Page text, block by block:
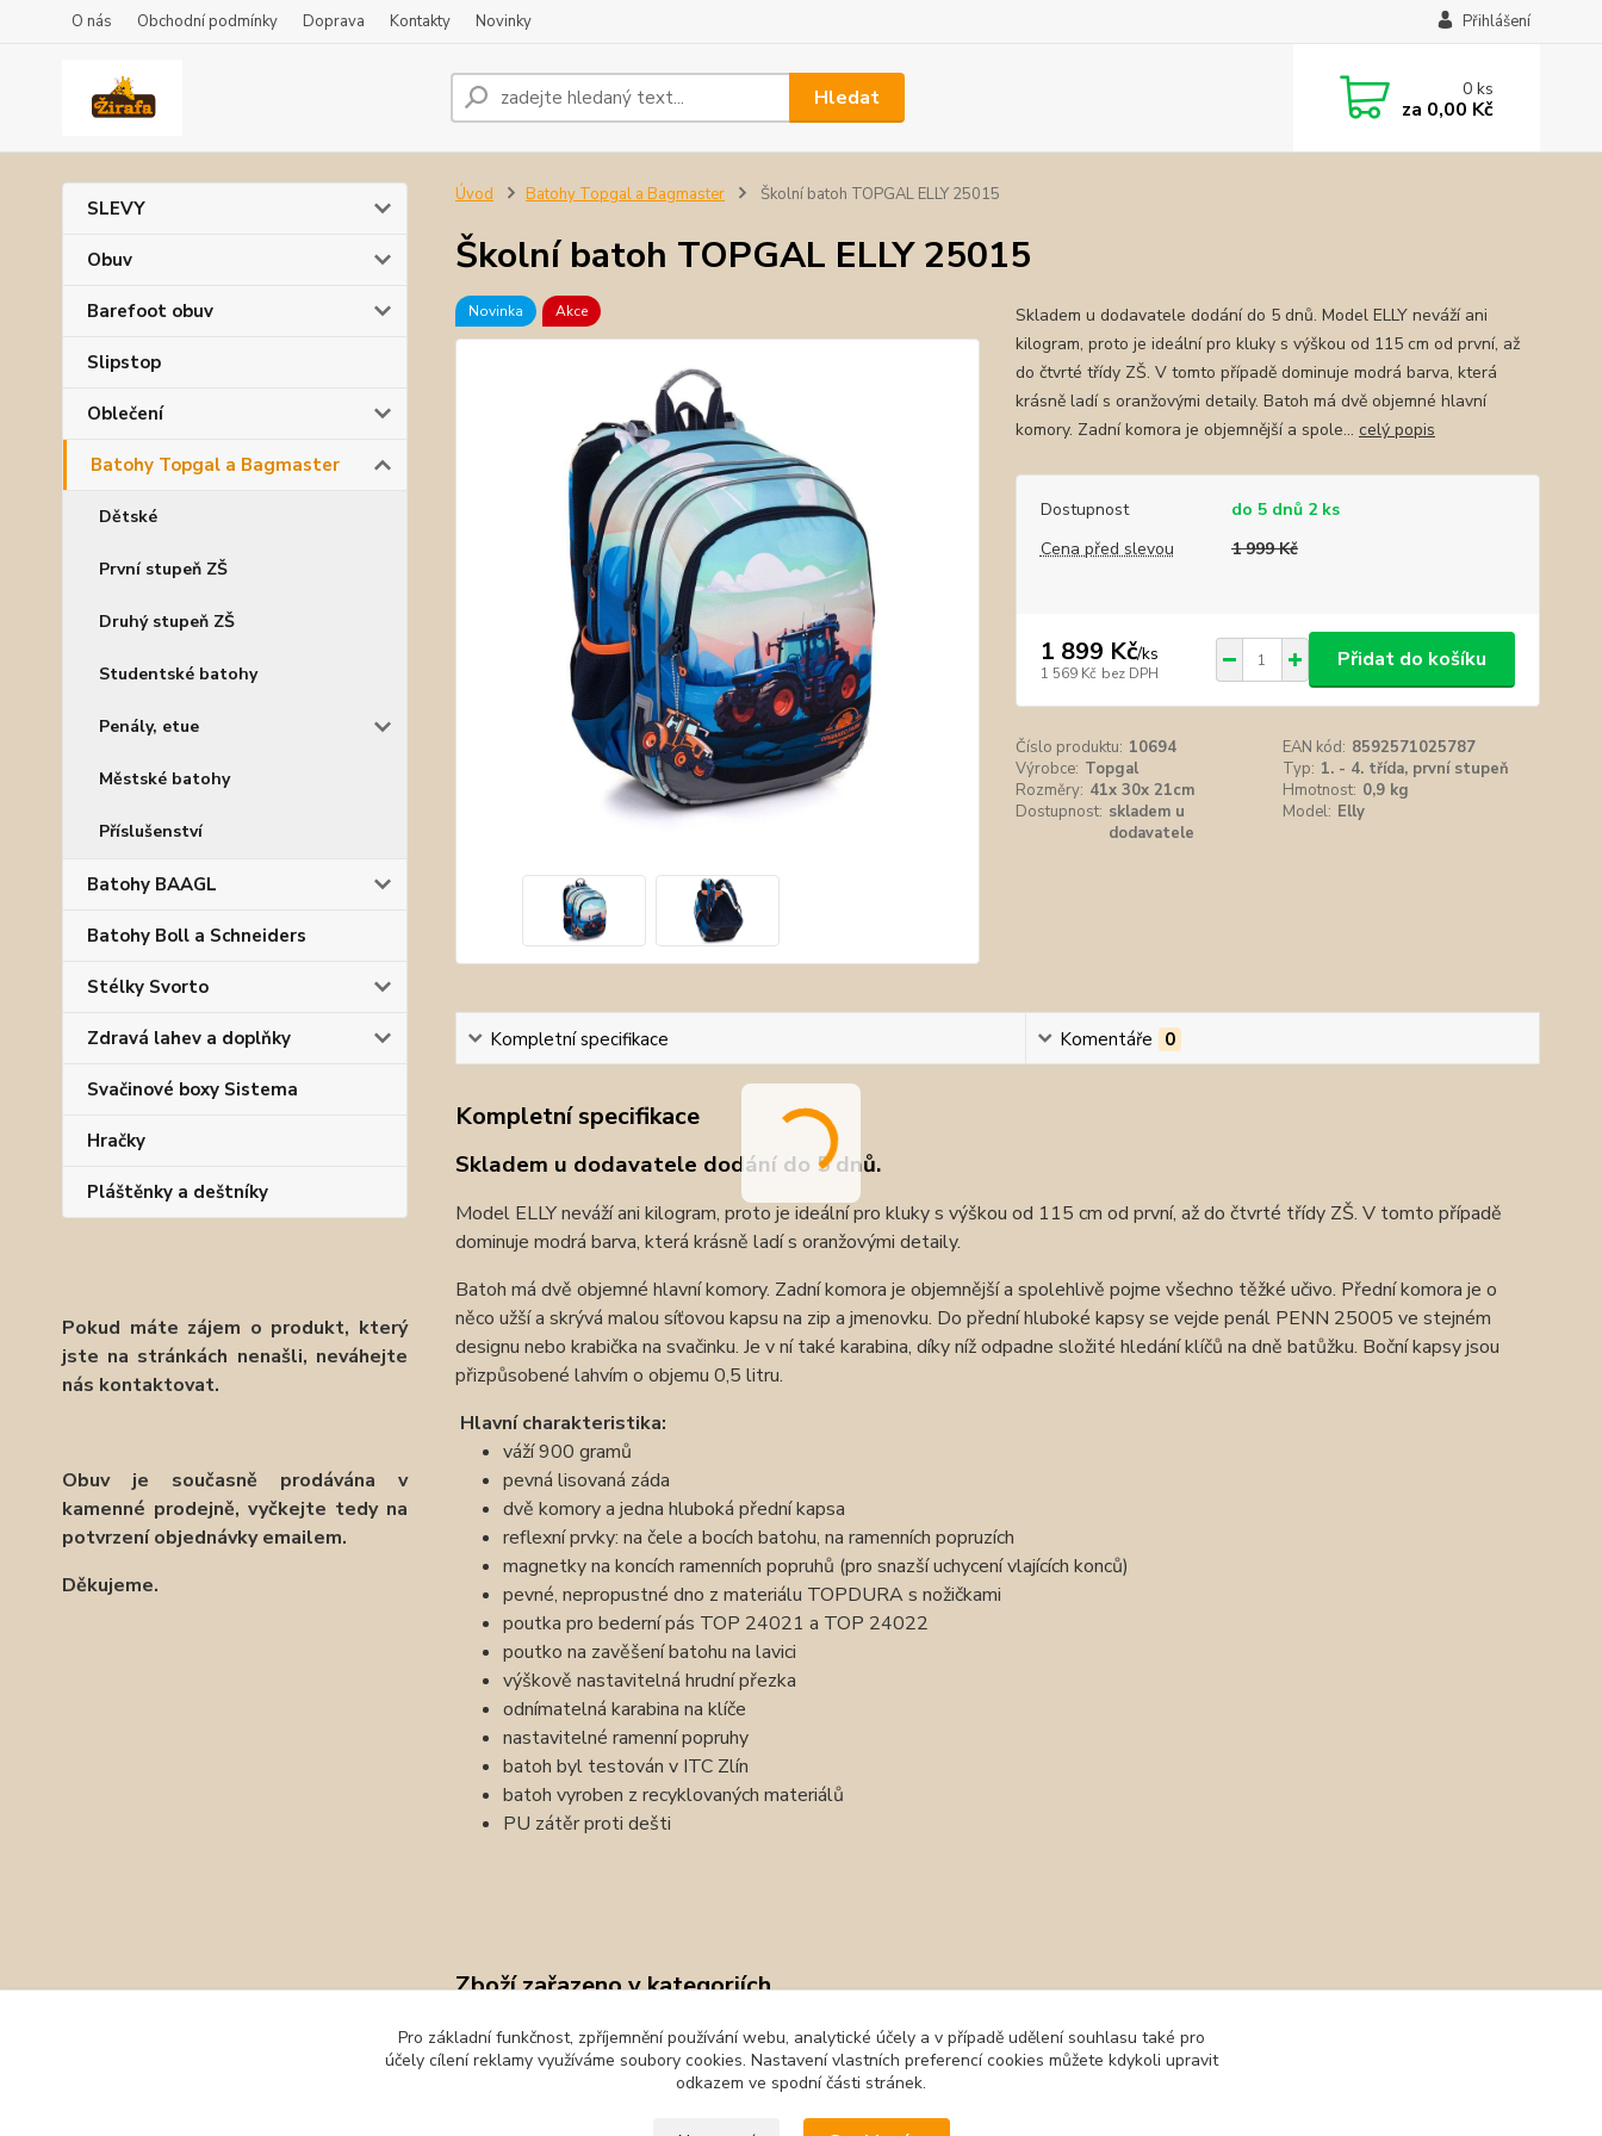
O nás Obchodní podmínky Doprava Kontakty Novinky Přihlášení
Hledat 0ks
za 0,00 Kč
SLEVY
Obuv
Barefoot obuv
Slipstop
Oblečení
Batohy Topgal a Bagmaster
Dětské
První stupeň ZŠ
Druhý stupeň ZŠ
Studentské batohy
Penály, etue
Městské batohy
Příslušenství
Batohy BAAGL
Batohy Boll a Schneiders
Stélky Svorto
Zdravá lahev a doplňky
Svačinové boxy Sistema
Hračky
Pláštěnky a deštníky
Pokud máte zájem o produkt, který
jste na stránkách nenašli, neváhejte
nás kontaktovat.
Obuv je současně prodávána v
kamenné prodejně, vyčkejte tedy na
potvrzení objednávky emailem.
Děkujeme.
Úvod Batohy Topgal a Bagmaster Školní batoh TOPGAL ELLY 25015
Školní batoh TOPGAL ELLY 25015
Novinka Akce
Skladem u dodavatele dodání do 5 dnů. Model ELLY neváží ani
kilogram, proto je ideální pro kluky s výškou od 115 cm od první, až
do čtvrté třídy ZŠ. V tomto případě dominuje modrá barva, která
krásně ladí s oranžovými detaily. Batoh má dvě objemné hlavní
komory. Zadní komora je objemnější a spole... celý popis
Dostupnost
do 5 dnů 2 ks
Cena před slevou
1 999 Kč
1 899 Kč/ks
1 569 Kč bez DPH
Přidat do košíku
Číslo produktu: 10694 EAN kód: 8592571025787
Výrobce: Topgal Typ: 1. - 4. třída, první stupeň
Rozměry: 41x 30x 21cm Hmotnost: 0,9 kg
Dostupnost: skladem u
dodavatele
Model: Elly
Kompletní specifikace Komentáře 0
Kompletní specifikace
Skladem u dodavatele dodání do 5 dnů.
Model ELLY neváží ani kilogram, proto je ideální pro kluky s výškou od 115 cm od první, až do čtvrté třídy ZŠ. V tomto případě
dominuje modrá barva, která krásně ladí s oranžovými detaily.
Batoh má dvě objemné hlavní komory. Zadní komora je objemnější a spolehlivě pojme všechno těžké učivo. Přední komora je o
něco užší a skrývá malou síťovou kapsu na zip a jmenovku. Do přední hluboké kapsy se vejde penál PENN 25005 ve stejném
designu nebo krabička na svačinku. Je v ní také karabina, díky níž odpadne složité hledání klíčů na dně batůžku. Boční kapsy jsou
přizpůsobené lahvím o objemu 0,5 litru.
Hlavní charakteristika:
váží 900 gramů
pevná lisovaná záda
dvě komory a jedna hluboká přední kapsa
reflexní prvky: na čele a bocích batohu, na ramenních popruzích
magnetky na koncích ramenních popruhů (pro snazší uchycení vlajících konců)
pevné, nepropustné dno z materiálu TOPDURA s nožičkami
poutka pro bederní pás TOP 24021 a TOP 24022
poutko na zavěšení batohu na lavici
výškově nastavitelná hrudní přezka
odnímatelná karabina na klíče
nastavitelné ramenní popruhy
batoh byl testován v ITC Zlín
batoh vyroben z recyklovaných materiálů
PU zátěr proti dešti
Zboží zařazeno v kategoriích
Batohy Topgal a
Bagmaster
První stupeň ZŠ
Pro základní funkčnost, zpříjemnění používání webu, analytické účely a v případě udělení souhlasu také pro
účely cílení reklamy využíváme soubory cookies. Nastavení vlastních preferencí cookies můžete kdykoli upravit
odkazem ve spodní části stránek.